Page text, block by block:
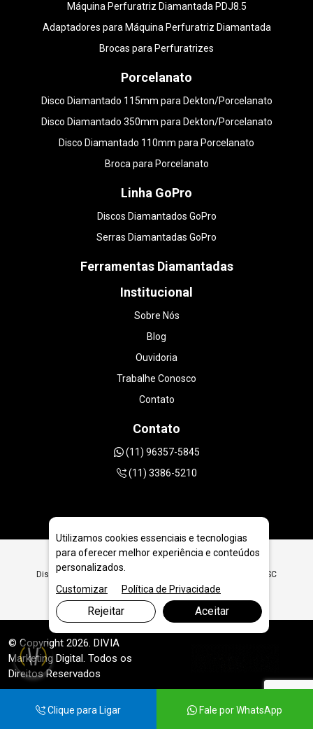
Máquina Perfuratriz Diamantada PDJ8.5
Adaptadores para Máquina Perfuratriz Diamantada
Brocas para Perfuratrizes
Porcelanato
Disco Diamantado 115mm para Dekton/Porcelanato
Disco Diamantado 350mm para Dekton/Porcelanato
Disco Diamantado 110mm para Porcelanato
Broca para Porcelanato
Linha GoPro
Discos Diamantados GoPro
Serras Diamantadas GoPro
Ferramentas Diamantadas
Institucional
Sobre Nós
Blog
Ouvidoria
Trabalhe Conosco
Contato
Contato
(11) 96357-5845
(11) 3386-5210
Disco Diamantado 200mm | 8 polegadas em Florianópolis - SC
© Copyright 2026. DIVIA
Marketing Digital. Todos os
Direitos Reservados
Clique para Ligar Fale por WhatsApp
Utilizamos cookies essenciais e tecnologias
para oferecer melhor experiência e conteúdos
personalizados.
Customizar
Política de Privacidade
Rejeitar Aceitar